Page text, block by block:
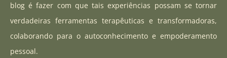
a
m
blog é fazer com que tais experiências possam se tornar
verdadeiras ferramentas terapêuticas e transformadoras,
colaborando para o autoconhecimento e empoderamento
pessoal.